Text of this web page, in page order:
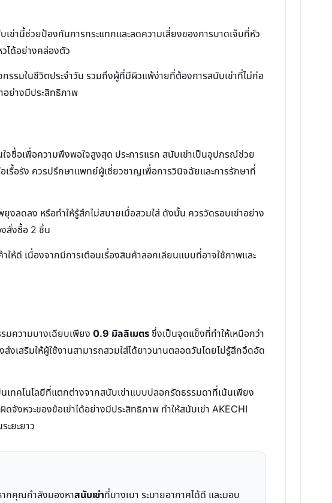
านี้ช่วยป้องกันการกระแทกและลดความเสี่ยงของการบาดเจ็บที่หัว
ได้อย่างคล่องตัว
กรรมในชีวิตประจำวัน รวมถึงผู้ที่มีผิวแพ้ง่ายที่ต้องการสนับเข่าที่ไม่ก่อ
อย่างมีประสิทธิภาพ
ซื้อเพื่อความพึงพอใจสูงสุด ประการแรก สนับเข่าเป็นอุปกรณ์ช่วย
เรื้อรัง ควรปรึกษาแพทย์ผู้เชี่ยวชาญเพื่อการวินิจฉัยและการรักษาที่
ลดลง หรือทำให้รู้สึกไม่สบายเมื่อสวมใส่ ดังนั้น ควรวัดรอบเข่าอย่าง
สั่งซื้อ 2 ชิ้น
ห้ดี เนื่องจากมีการเตือนเรื่องสินค้าลอกเลียนแบบที่อาจใช้ภาพและ
มความบางเฉียบเพียง 0.9 มิลลิเมตรซึ่งเป็นจุดแข็งที่ทำให้เหนือกว่า
งเสริมให้ผู้ใช้งานสามารถสวมใส่ได้ยาวนานตลอดวันโดยไม่รู้สึกอึดอัด
เทคโนโลยีที่แตกต่างจากสนับเข่าแบบปลอกรัดธรรมดาที่เน้นเพียง
งหวะของข้อเข่าได้อย่างมีประสิทธิภาพ ทำให้สนับเข่า AKECHI
ะยะยาว
ากคุณกำลังมองหาสนับเข่าที่บางเบา ระบายอากาศได้ดี และมอบ